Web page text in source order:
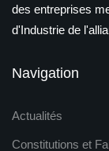
des entreprises
d'Industrie de
Navigation
Actualités
Constitutions et